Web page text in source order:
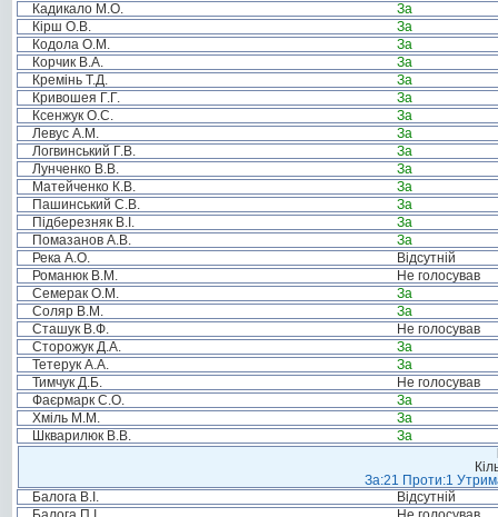
Кадикало М.О.
За
Кірш О.В.
За
Кодола О.М.
За
Корчик В.А.
За
Кремінь Т.Д.
За
Кривошея Г.Г.
За
Ксенжук О.С.
За
Левус А.М.
За
Логвинський Г.В.
За
Лунченко В.В.
За
Матейченко К.В.
За
Пашинський С.В.
За
Підберезняк В.І.
За
Помазанов А.В.
За
Река А.О.
Відсутній
Романюк В.М.
Не голосував
Семерак О.М.
За
Соляр В.М.
За
Сташук В.Ф.
Не голосував
Сторожук Д.А.
За
Тетерук А.А.
За
Тимчук Д.Б.
Не голосував
Фаєрмарк С.О.
За
Хміль М.М.
За
Шкварилюк В.В.
За
За:21 Проти:1
Балога В.І.
Відсутній